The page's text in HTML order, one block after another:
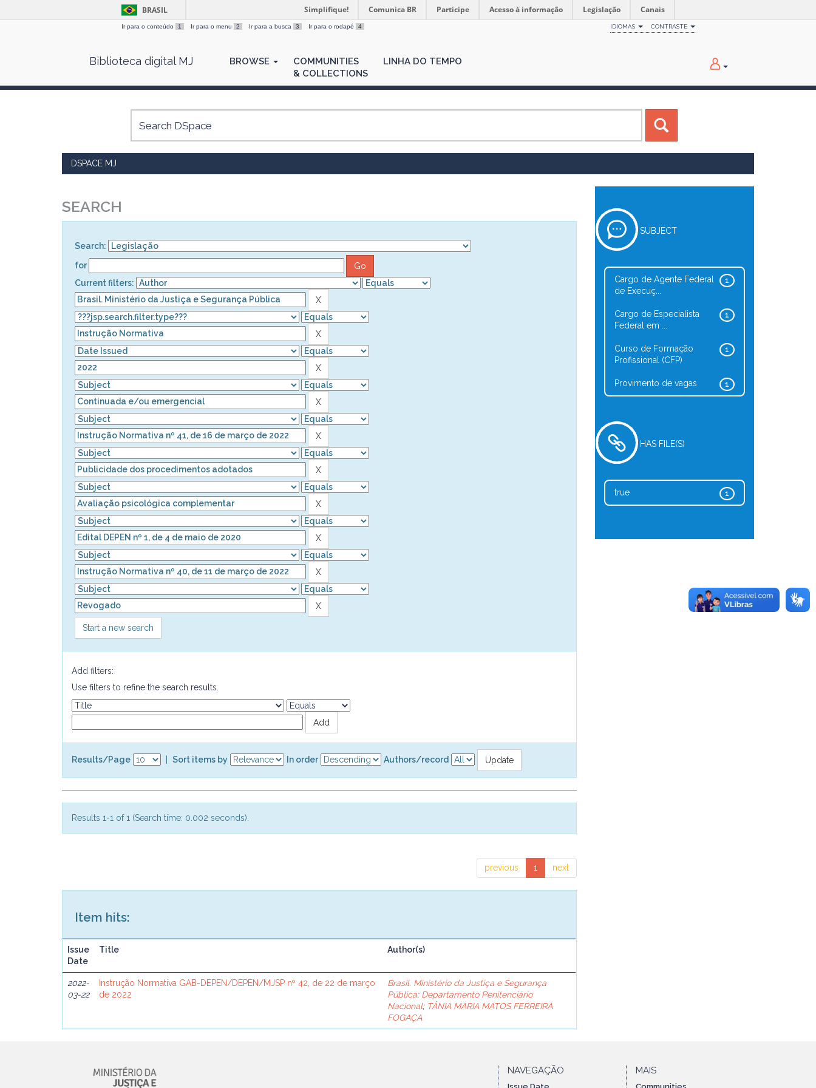
BRASIL Simplifique! Comunica BR Participe Acesso à informação Legislação Canais
Ir para o conteúdo 1 Ir para o menu 2 Ir para a busca 3 Ir para o rodapé 4 IDIOMAS CONTRASTE
Biblioteca digital MJ BROWSE
COMMUNITIES
& COLLECTIONS
LINHA DO TEMPO
DSPACE MJ
SEARCH
Search:
for
Current filters:
Start a new search
Add filters:
Use filters to refine the search results.
Results/Page Sort items by In order Authors/record
Results 1-1 of 1 (Search time: 0.002 seconds).
previous 1 next
Item hits:
Issue
Date
Title Author(s)
2022-
03-22
Instrução Normativa GAB-DEPEN/DEPEN/MJSP nº 42, de 22 de março
de 2022
Brasil. Ministério da Justiça e Segurança
Pública; Departamento Penitenciário
Nacional; TÂNIA MARIA MATOS FERREIRA
FOGAÇA
SUBJECT
1
Cargo de Agente Federal
de Execuç...
1
Cargo de Especialista
Federal em ...
1
Curso de Formação
Profissional (CFP)
1
Provimento de vagas
HAS FILE(S)
1
true
NAVEGAÇÃO MAIS